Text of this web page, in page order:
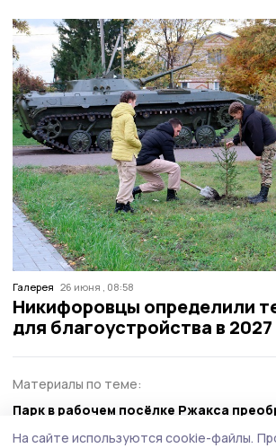
Галерея 26 июня , 08:58
Никифоровцы определили
для благоустройства в
Материалы по теме:
Парк в рабочем посёлке Ржакса
Более девяти тысяч мичуринцев
На сайте используются cookie-файлы.